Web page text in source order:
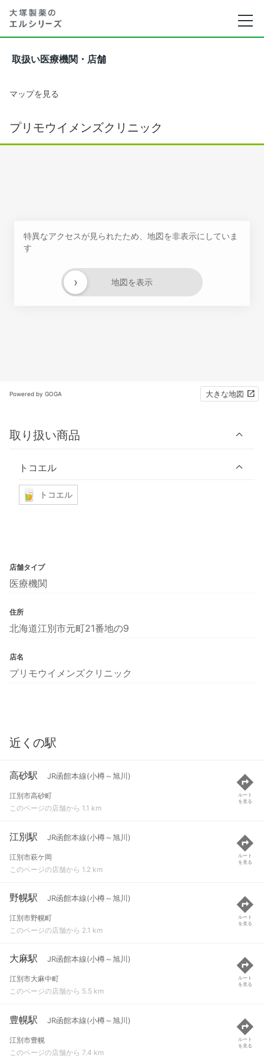
取扱い医療機関・店舗
マップを見る
プリモウイメンズクリニック
特異なアクセスが見られたため、地図を非表示にしていま
す
地図を表示
›
Powered by GOGA 大きな地図
取り扱い商品
トコエル
トコエル
店舗タイプ
医療機関
住所
北海道江別市元町21番地の9
店名
プリモウイメンズクリニック
近くの駅
高砂駅 JR函館本線(小樽～旭川)
江別市高砂町
このページの店舗から 1.1 km
ルート
を見る
江別駅 JR函館本線(小樽～旭川)
江別市萩ケ岡
このページの店舗から 1.2 km
ルート
を見る
野幌駅 JR函館本線(小樽～旭川)
江別市野幌町
このページの店舗から 2.1 km
ルート
を見る
大麻駅 JR函館本線(小樽～旭川)
江別市大麻中町
このページの店舗から 5.5 km
ルート
を見る
豊幌駅 JR函館本線(小樽～旭川)
江別市豊幌
このページの店舗から 7.4 km
ルート
を見る